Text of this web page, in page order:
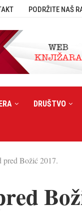
PODRŽITE NAŠ
DRUŠTVO
pred Božić 2017.